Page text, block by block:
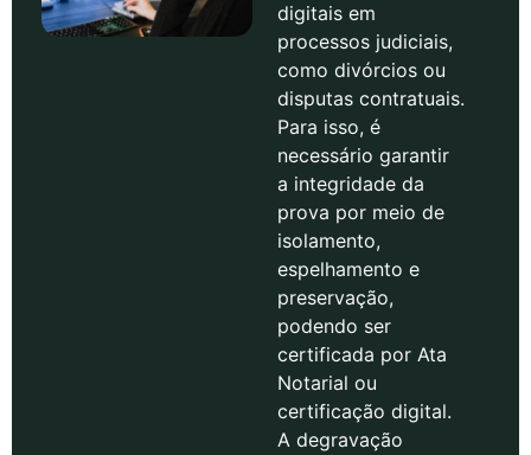
digitais em
processos judiciais,
como divórcios ou
disputas contratuais.
Para isso, é
necessário garantir
a integridade da
prova por meio de
isolamento,
espelhamento e
preservação,
podendo ser
certificada por Ata
Notarial ou
certificação digital.
A degravação